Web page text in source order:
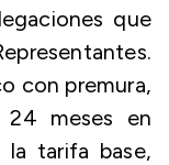
que
con premura,
24 meses en
la tarifa base,